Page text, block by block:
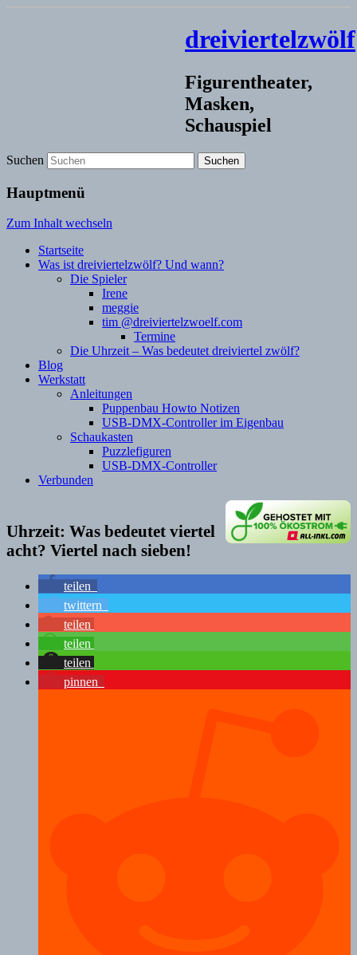
dreiviertelzwölf
Figurentheater,
Masken,
Schauspiel
Suchen
Hauptmenü
Zum Inhalt wechseln
Startseite
Was ist dreiviertelzwölf? Und wann?
Die Spieler
Irene
meggie
tim @dreiviertelzwoelf.com
Termine
Die Uhrzeit – Was bedeutet dreiviertel zwölf?
Blog
Werkstatt
Anleitungen
Puppenbau Howto Notizen
USB-DMX-Controller im Eigenbau
Schaukasten
Puzzlefiguren
USB-DMX-Controller
Verbunden
Uhrzeit: Was bedeutet viertel
acht? Viertel nach sieben!
teilen
twittern
teilen
teilen
teilen
pinnen